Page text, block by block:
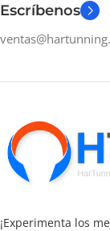
Escríbenos
¡Experimenta los